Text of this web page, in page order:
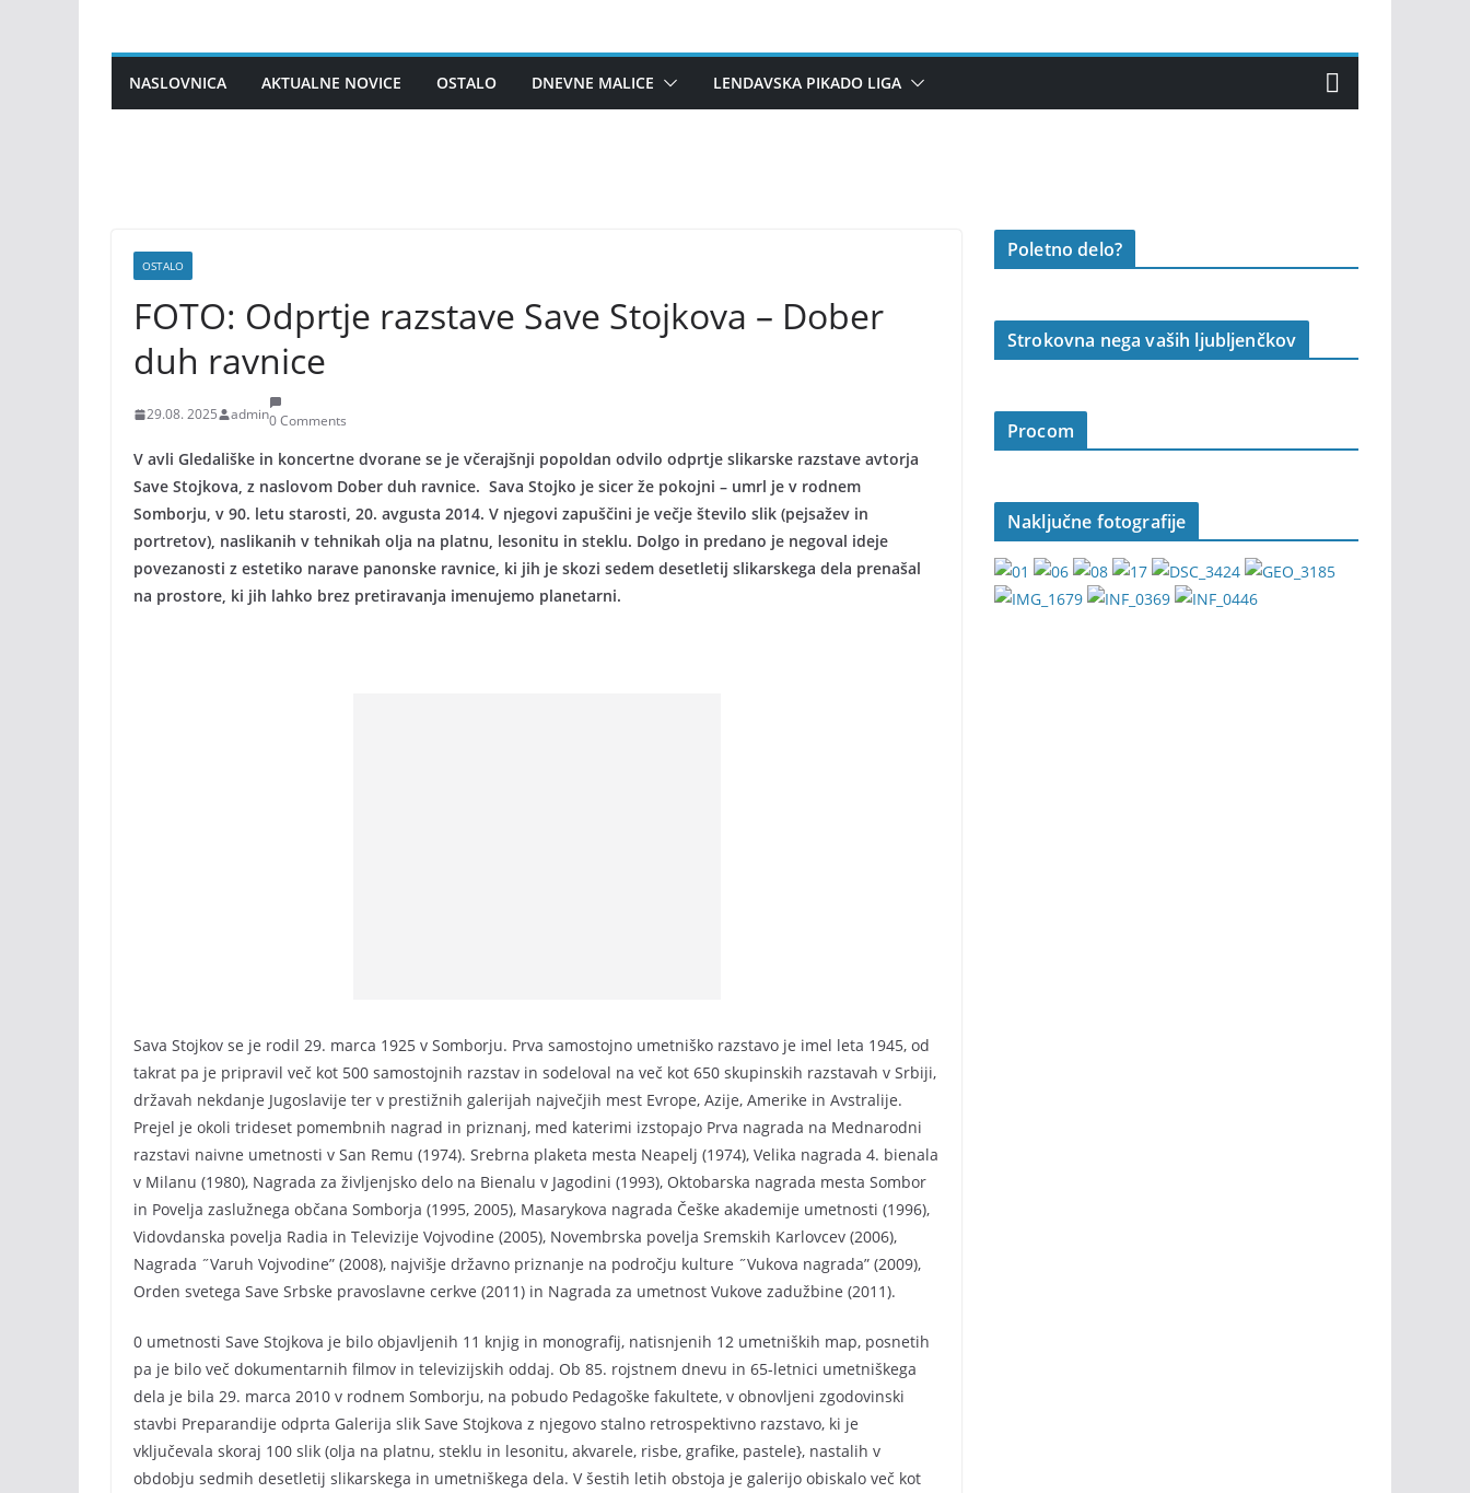
contentNASLOVNICA AKTUALNE NOVICE OSTALO DNEVNE MALICE LENDAVSKA PIKADO LIGA
OSTALO
FOTO: Odprtje razstave Save Stojkova – Dober
duh ravnice
29.08. 2025 admin0 Comments
V avli Gledališke in koncertne dvorane se je včerajšnji popoldan odvilo odprtje slikarske razstave avtorja
Save Stojkova, z naslovom Dober duh ravnice. Sava Stojko je sicer že pokojni – umrl je v rodnem
Somborju, v 90. letu starosti, 20. avgusta 2014. V njegovi zapuščini je večje število slik (pejsažev in
portretov), naslikanih v tehnikah olja na platnu, lesonitu in steklu. Dolgo in predano je negoval ideje
povezanosti z estetiko narave panonske ravnice, ki jih je skozi sedem desetletij slikarskega dela prenašal
na prostore, ki jih lahko brez pretiravanja imenujemo planetarni.
Sava Stojkov se je rodil 29. marca 1925 v Somborju. Prva samostojno umetniško razstavo je imel leta 1945, od
takrat pa je pripravil več kot 500 samostojnih razstav in sodeloval na več kot 650 skupinskih razstavah v Srbiji,
državah nekdanje Jugoslavije ter v prestižnih galerijah največjih mest Evrope, Azije, Amerike in Avstralije.
Prejel je okoli trideset pomembnih nagrad in priznanj, med katerimi izstopajo Prva nagrada na Mednarodni
razstavi naivne umetnosti v San Remu (1974). Srebrna plaketa mesta Neapelj (1974), Velika nagrada 4. bienala
v Milanu (1980), Nagrada za življenjsko delo na Bienalu v Jagodini (1993), Oktobarska nagrada mesta Sombor
in Povelja zaslužnega občana Somborja (1995, 2005), Masarykova nagrada Češke akademije umetnosti (1996),
Vidovdanska povelja Radia in Televizije Vojvodine (2005), Novembrska povelja Sremskih Karlovcev (2006),
Nagrada ˝Varuh Vojvodine” (2008), najvišje državno priznanje na področju kulture ˝Vukova nagrada” (2009),
Orden svetega Save Srbske pravoslavne cerkve (2011) in Nagrada za umetnost Vukove zadužbine (2011).
0 umetnosti Save Stojkova je bilo objavljenih 11 knjig in monografij, natisnjenih 12 umetniških map, posnetih
pa je bilo več dokumentarnih filmov in televizijskih oddaj. Ob 85. rojstnem dnevu in 65-letnici umetniškega
dela je bila 29. marca 2010 v rodnem Somborju, na pobudo Pedagoške fakultete, v obnovljeni zgodovinski
stavbi Preparandije odprta Galerija slik Save Stojkova z njegovo stalno retrospektivno razstavo, ki je
vključevala skoraj 100 slik (olja na platnu, steklu in lesonitu, akvarele, risbe, grafike, pastele}, nastalih v
obdobju sedmih desetletij slikarskega in umetniškega dela. V šestih letih obstoja je galerijo obiskalo več kot
Poletno delo?
Strokovna nega vaših ljubljenčkov
Procom
Naključne fotografije